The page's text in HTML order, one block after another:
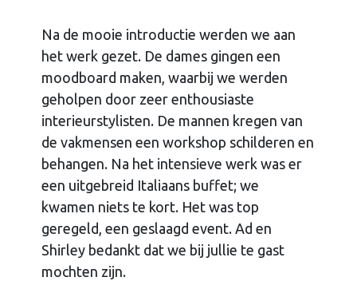
Na de mooie introductie werden we aan
het werk gezet. De dames gingen een
moodboard maken, waarbij we werden
geholpen door zeer enthousiaste
interieurstylisten. De mannen kregen van
de vakmensen een workshop schilderen en
behangen. Na het intensieve werk was er
een uitgebreid Italiaans buffet; we
kwamen niets te kort. Het was top
geregeld, een geslaagd event. Ad en
Shirley bedankt dat we bij jullie te gast
mochten zijn.